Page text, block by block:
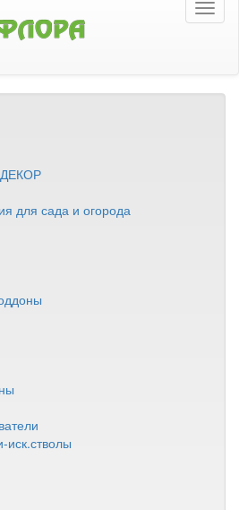
ДЕКОР
для сада и огорода
иск.стволы